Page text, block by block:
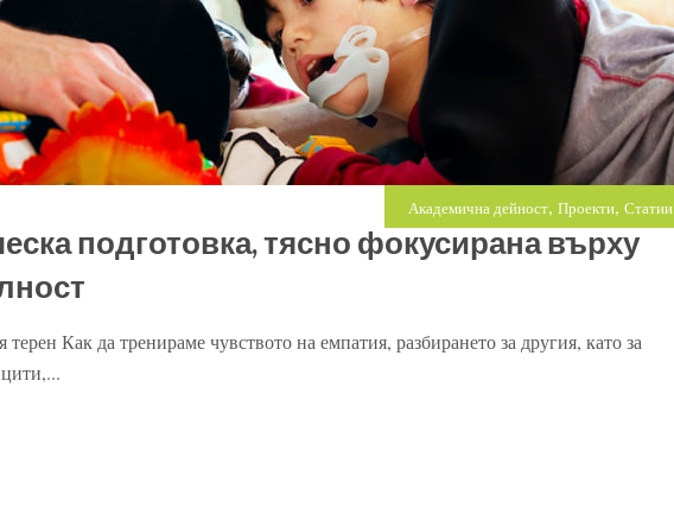
Академична дейност, Проекти, Статии
подготовка, тясно фокусирана върху
Как да тренираме чувството на емпатия, разбирането за другия, като за